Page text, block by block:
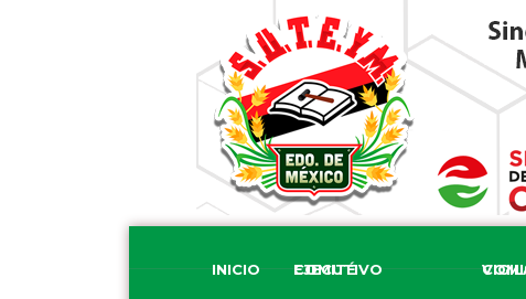
INICIO COMITÉ EJECUTIVO COMISIÓN